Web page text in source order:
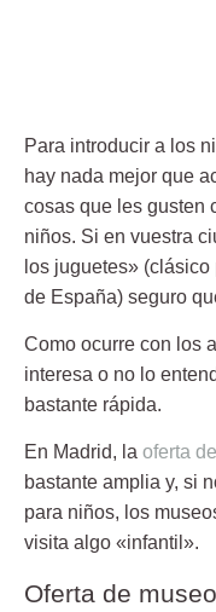
Para introducir a los
hay nada mejor que
cosas que les gusten
niños. Si en vuestra
los juguetes»
de España) seguro
Como ocurre con los
interesa o no lo
bastante rápida.
En Madrid, la oferta
bastante amplia y, si
para niños, los
visita algo «infantil».
Oferta de